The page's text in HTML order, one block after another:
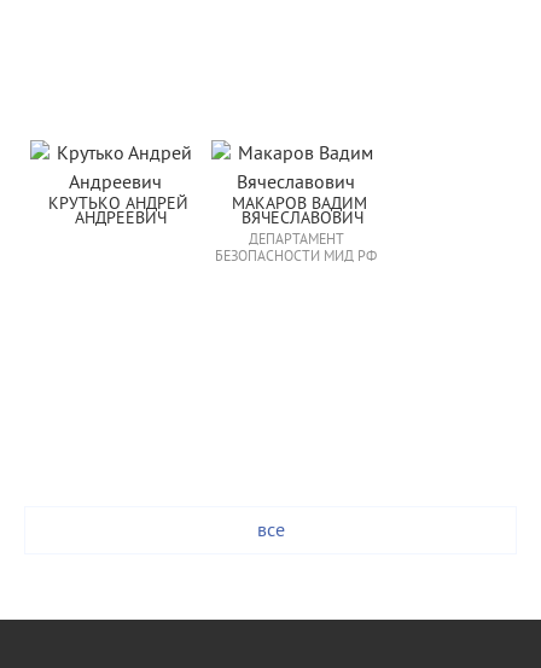
КРУТЬКО АНДРЕЙ
АНДРЕЕВИЧ
МАКАРОВ ВАДИМ
ВЯЧЕСЛАВОВИЧ
ДЕПАРТАМЕНТ
БЕЗОПАСНОСТИ МИД РФ
все